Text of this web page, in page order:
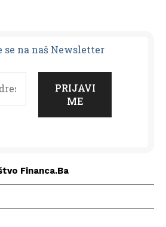
se na naš Newsletter
Financa.ba